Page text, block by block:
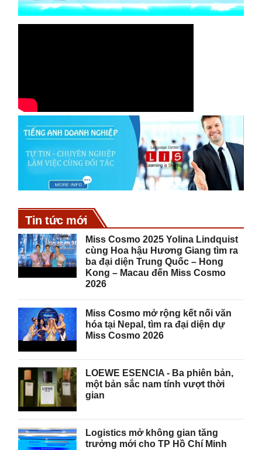
Tin tức mới
Miss Cosmo 2025 Yolina Lindquist
cùng Hoa hậu Hương Giang tìm ra
ba đại diện Trung Quốc – Hong
Kong – Macau đến Miss Cosmo
2026
Miss Cosmo mở rộng kết nối văn
hóa tại Nepal, tìm ra đại diện dự
Miss Cosmo 2026
LOEWE ESENCIA - Ba phiên bản,
một bản sắc nam tính vượt thời
gian
Logistics mở không gian tăng
trưởng mới cho TP Hồ Chí Minh